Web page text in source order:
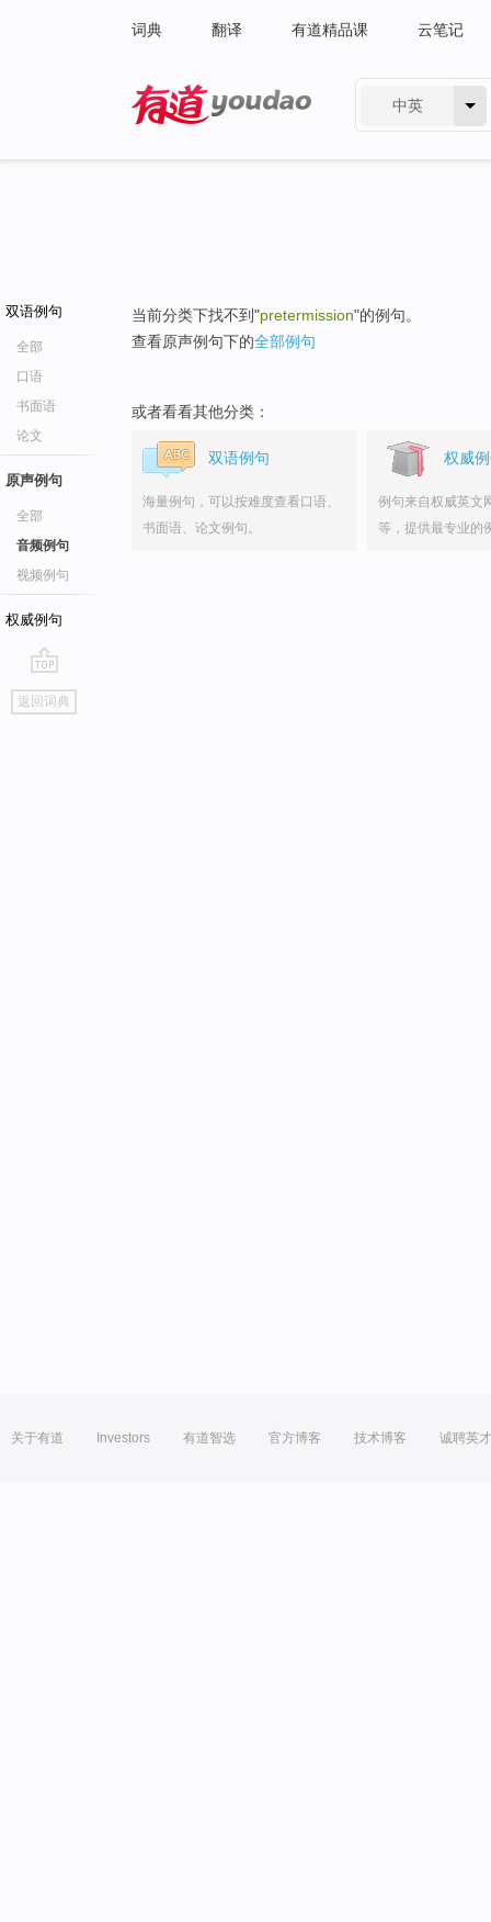
词典 翻译 有道精品课 云笔记
中英
双语例句
全部
口语
书面语
论文
原声例句
全部
音频例句
视频例句
权威例句
go
top
返回词典
当前分类下找不到"pretermission"的例句。
查看原声例句下的全部例句
或者看看其他分类：
双语例句
海量例句，可以按难度查看口语、
书面语、论文例句。
权威
例句来自权威英文
等，提供最专业的
关于有道 Investors 有道智选 官方博客 技术博客 诚聘英才